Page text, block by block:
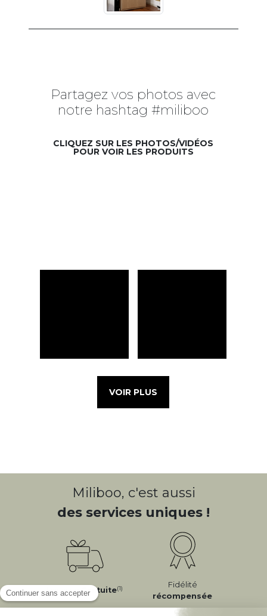
Partagez vos photos avec
notre hashtag #miliboo
CLIQUEZ SUR LES PHOTOS/VIDÉOS
POUR VOIR LES PRODUITS
VOIR PLUS
Miliboo, c'est aussi
des services uniques !
LivraisonGratuite(1)
Fidélité
récompensée